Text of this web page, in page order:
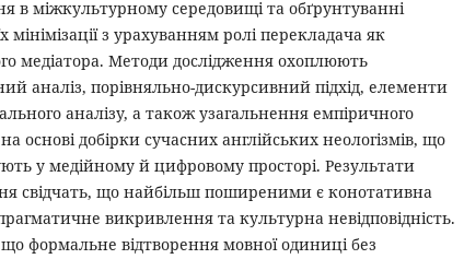
в міжкультурному середовищі та обґрунтуванні
мінімізації з урахуванням ролі перекладача як
медіатора. Методи дослідження охоплюють
аналіз, порівняльно-дискурсивний підхід, елементи
аналізу, а також узагальнення емпіричного
основі добірки сучасних англійських неологізмів, що
у медійному й цифровому просторі. Результати
свідчать, що найбільш поширеними є конотативна
викривлення та культурна невідповідність.
що формальне відтворення мовної одиниці без